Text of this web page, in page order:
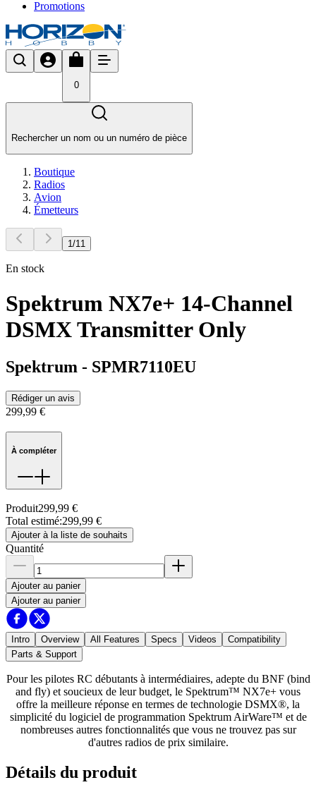
Promotions
0
Rechercher un nom ou un numéro de pièce
Boutique
Radios
Avion
Émetteurs
1/11
En stock
Spektrum NX7e+ 14-Channel
DSMX Transmitter Only
Spektrum - SPMR7110EU
Rédiger un avis
299,99 €
À compléter
Produit299,99 €
Total estimé:299,99 €
Ajouter à la liste de souhaits
Quantité
Ajouter au panier
Ajouter au panier
Intro Overview All Features Specs Videos
Compatibility
Parts & Support
Pour les pilotes RC débutants à intermédiaires, adepte du BNF (bind
and fly) et soucieux de leur budget, le Spektrum™ NX7e+ vous
offre la meilleure réponse en termes de technologie DSMX®, la
simplicité du logiciel de programmation Spektrum AirWare™ et de
nombreuses autres fonctionnalités que vous ne trouvez pas sur
d'autres radios de prix similaire.
Détails du produit